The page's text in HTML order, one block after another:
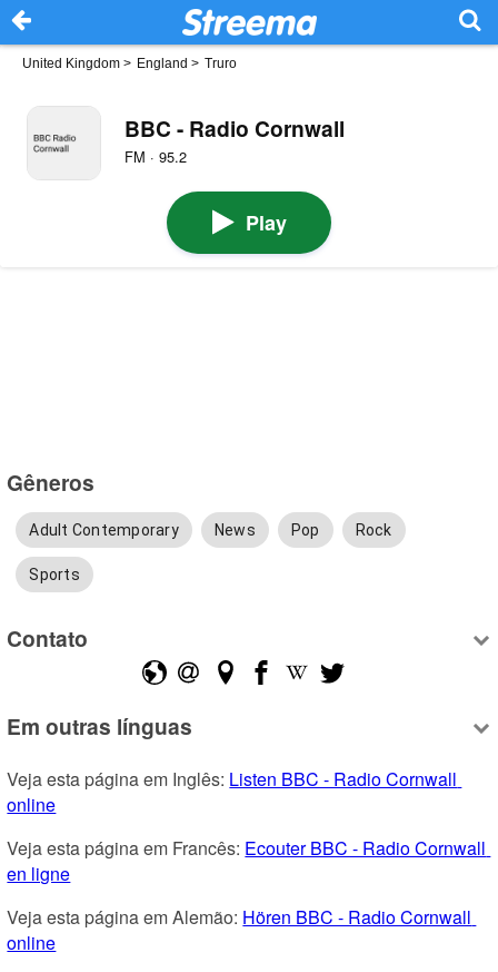
United Kingdom > England > Truro
BBC - Radio Cornwall
FM · 95.2
Play
Gêneros
Adult Contemporary News Pop Rock
Sports
Contato
Em outras línguas
Veja esta página em Inglês: Listen BBC - Radio Cornwall
online
Veja esta página em Francês: Ecouter BBC - Radio Cornwall
en ligne
Veja esta página em Alemão: Hören BBC - Radio Cornwall
online